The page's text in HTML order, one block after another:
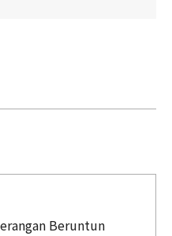
Beruntun